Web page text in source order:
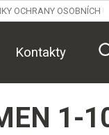
OCHRANY OSOBNÍCH
Kontakty
1-